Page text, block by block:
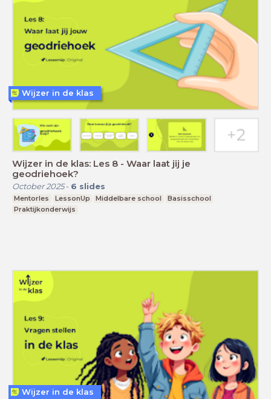
Wijzer in de klas: Les 8 - Waar laat jij je
geodriehoek?
October 2025- 6 slides
Mentorles LessonUp Middelbare school
Basisschool
Praktijkonderwijs
Wijzer in de klas
Wijzer in de klas